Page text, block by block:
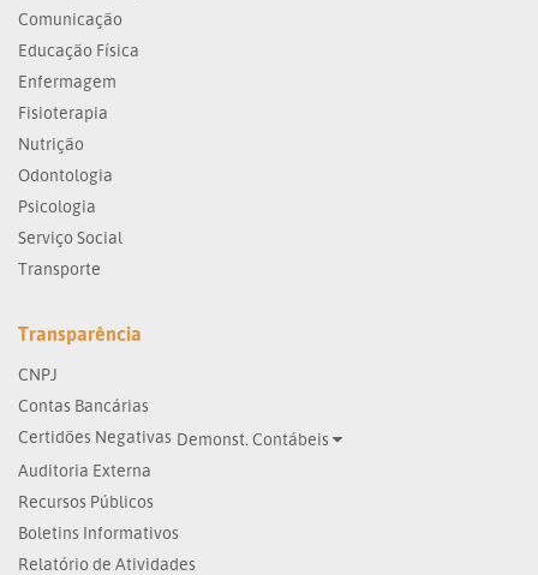
Comunicação
Educação Física
Enfermagem
Fisioterapia
Nutrição
Odontologia
Psicologia
Serviço Social
Transporte
Transparência
CNPJ
Contas Bancárias
Certidões Negativas Demonst. Contábeis
Auditoria Externa
Recursos Públicos
Boletins Informativos
Relatório de Atividades